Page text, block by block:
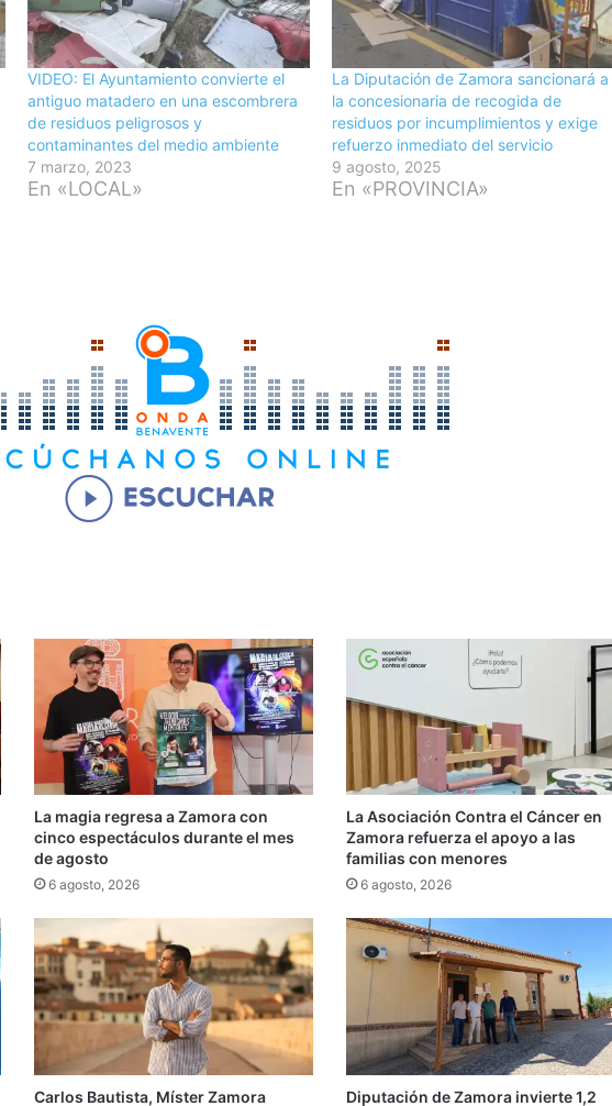
VIDEO: El Ayuntamiento convierte el
antiguo matadero en una escombrera
de residuos peligrosos y
contaminantes del medio ambiente
7 marzo, 2023
En «LOCAL»
La Diputación de Zamora sancionará a
la concesionaria de recogida de
residuos por incumplimientos y exige
refuerzo inmediato del servicio
9 agosto, 2025
En «PROVINCIA»
La magia regresa a Zamora con
cinco espectáculos durante el mes
de agosto
6 agosto, 2026
La Asociación Contra el Cáncer en
Zamora refuerza el apoyo a las
familias con menores
6 agosto, 2026
Carlos Bautista, Míster Zamora Diputación de Zamora invierte 1,2